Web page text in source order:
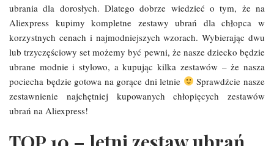
ubrania dla dorosłych. Dlatego dobrze wiedzieć o tym, że na
Aliexpress kupimy kompletne zestawy ubrań dla chłopca w
korzystnych cenach i najmodniejszych wzorach. Wybierając dwu
lub trzyczęściowy set możemy być pewni, że nasze dziecko będzie
ubrane modnie i stylowo, a kupując kilka zestawów – że nasza
pociecha będzie gotowa na gorące dni letnie
Sprawdźcie nasze
zestawnienie najchętniej kupowanych chłopięcych zestawów
ubrań na Aliexpress!